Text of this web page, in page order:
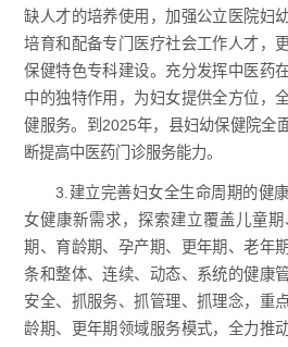
缺人才的培养使用，加强公立医院妇
培育和配备专门医疗社会工作人才，
保健特色专科建设。充分发挥中医药
中的独特作用，为妇女提供全方位，
健服务。到2025年，县妇幼保健院全
断提高中医药门诊服务能力。
3.建立完善妇女全生命周期的健康
女健康新需求，探索建立覆盖儿童
期、育龄期、孕产期、更年期、老年
条和整体、连续、动态、系统的健康
安全、抓服务、抓管理、抓理念，重
龄期、更年期领域服务模式，全力推